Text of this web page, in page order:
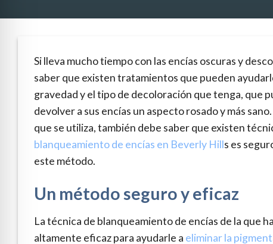
Si lleva mucho tiempo con las encías oscuras y
saber que existen tratamientos que pueden
gravedad y el tipo de decoloración que tenga, que
devolver a sus encías un aspecto rosado y más
que se utiliza, también debe saber que existen
blanqueamiento de encías en Beverly Hills es
este método.
Un método seguro y eficaz
La técnica de blanqueamiento de encías de la que
altamente eficaz para ayudarle a eliminar la